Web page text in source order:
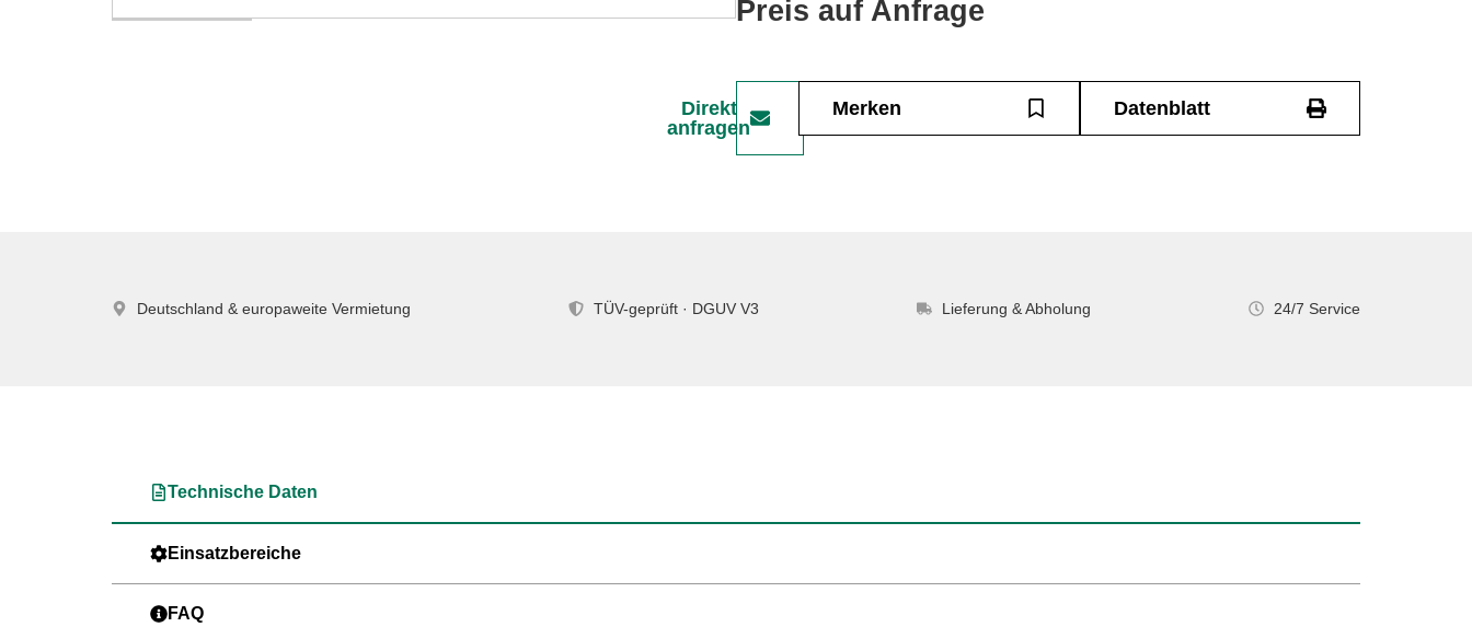
Preis auf Anfrage
Direkt
anfragen
Merken Datenblatt
Deutschland & europaweite Vermietung TÜV-geprüft · DGUV V3 Lieferung & Abholung 24/7 Service
Technische Daten
Einsatzbereiche
FAQ